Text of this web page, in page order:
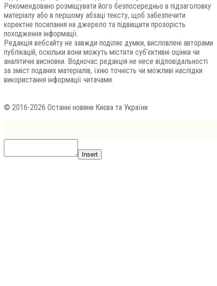
Рекомендовано розміщувати його безпосередньо в підзаголовку
матеріалу або в першому абзаці тексту, щоб забезпечити
коректне посилання на джерело та підвищити прозорість
походження інформації.
Редакція вебсайту не завжди поділяє думки, висловлені авторами
публікацій, оскільки вони можуть містити суб’єктивні оцінки чи
аналітичні висновки. Водночас редакція не несе відповідальності
за зміст поданих матеріалів, їхню точність чи можливі наслідки
використання інформації читачами.
© 2016-2026 Останні новини Києва та України
Insert